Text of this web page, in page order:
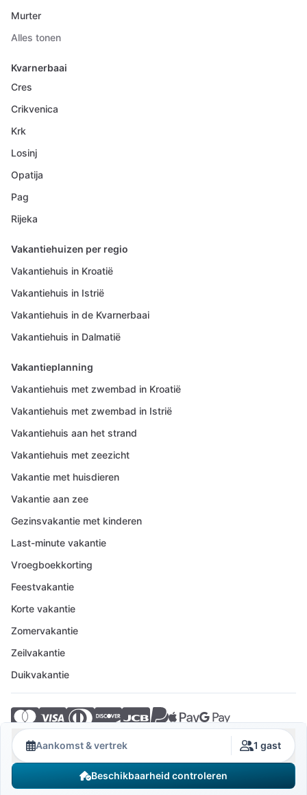
Aankomst & vertrek 1 gast
Beschikbaarheid controleren
Murter
Alles tonen
Kvarnerbaai
Cres
Crikvenica
Krk
Losinj
Opatija
Pag
Rijeka
Vakantiehuizen per regio
Vakantiehuis in Kroatië
Vakantiehuis in Istrië
Vakantiehuis in de Kvarnerbaai
Vakantiehuis in Dalmatië
Vakantieplanning
Vakantiehuis met zwembad in Kroatië
Vakantiehuis met zwembad in Istrië
Vakantiehuis aan het strand
Vakantiehuis met zeezicht
Vakantie met huisdieren
Vakantie aan zee
Gezinsvakantie met kinderen
Last-minute vakantie
Vroegboekkorting
Feestvakantie
Korte vakantie
Zomervakantie
Zeilvakantie
Duikvakantie
© 2026 Crovillas GmbH